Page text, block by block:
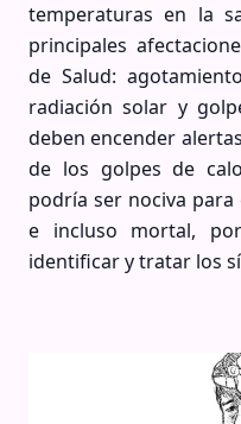
temperaturas en la
principales
de Salud:
radiación solar y
deben encender
de los golpes de
podría ser nociva
e incluso mortal,
identificar y tratar los